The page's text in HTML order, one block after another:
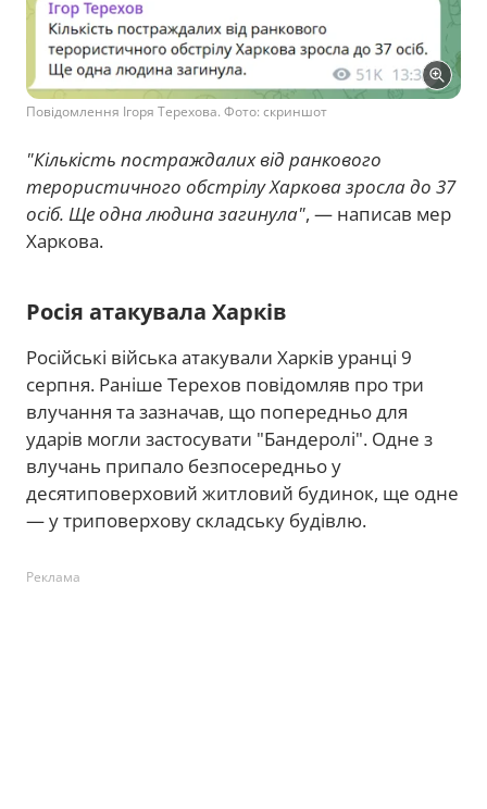
Повідомлення Ігоря Терехова. Фото: скриншот
"Кількість постраждалих від ранкового
терористичного обстрілу Харкова зросла до 37
осіб. Ще одна людина загинула", — написав мер
Харкова.
Росія атакувала Харків
Російські війська атакували Харків уранці 9
серпня. Раніше Терехов повідомляв про три
влучання та зазначав, що попередньо для
ударів могли застосувати "Бандеролі". Одне з
влучань припало безпосередньо у
десятиповерховий житловий будинок, ще одне
— у триповерхову складську будівлю.
Реклама